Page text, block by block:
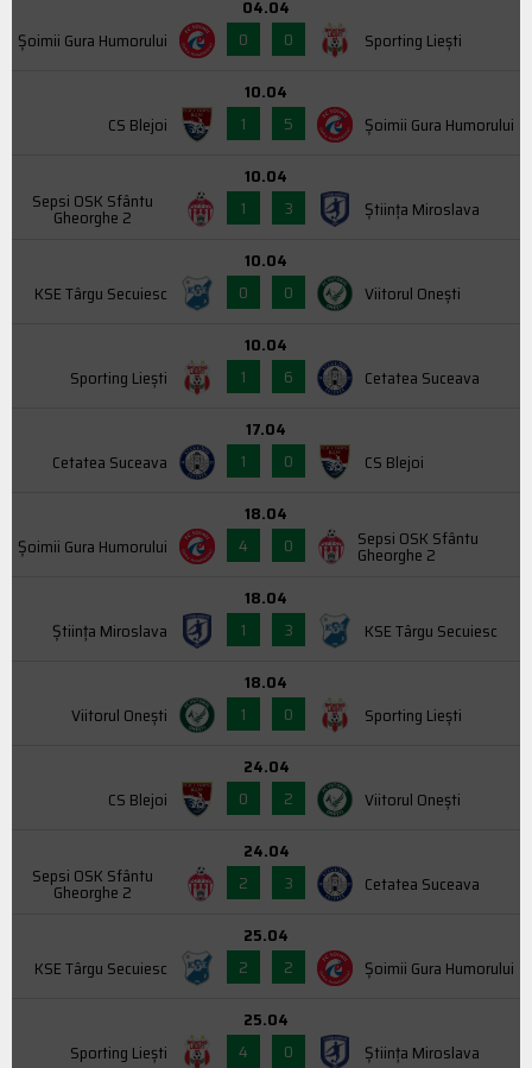
Şoimii Gura Humorului
04.04
0
0 Sporting Liești
CS Blejoi
10.04
1
5 Şoimii Gura Humorului
Sepsi OSK Sfântu
Gheorghe 2
10.04
1
3 Știința Miroslava
KSE Târgu Secuiesc
10.04
0
0 Viitorul Onești
Sporting Liești
10.04
1
6 Cetatea Suceava
Cetatea Suceava
17.04
1
0 CS Blejoi
Şoimii Gura Humorului
18.04
4
0 Sepsi OSK Sfântu
Gheorghe 2
Știința Miroslava
18.04
1
3 KSE Târgu Secuiesc
Viitorul Onești
18.04
1
0 Sporting Liești
CS Blejoi
24.04
0
2 Viitorul Onești
Sepsi OSK Sfântu
Gheorghe 2
24.04
2
3 Cetatea Suceava
KSE Târgu Secuiesc
25.04
2
2 Şoimii Gura Humorului
Sporting Liești
25.04
4
0 Știința Miroslava